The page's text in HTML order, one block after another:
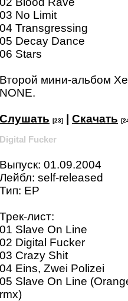
03 No Limit
04 Transgressing
05 Decay Dance
06 Stars
Второй мини-альбом
NONE.
Слушать [23] Скачать
Digital Fucker
Выпуск: 01.09.2004
Лейбл: self-released
Тип: EP
Трек-лист:
01 Slave On Line
02 Digital Fucker
03 Crazy Shit
04 Eins, Zwei Polizei
05 Slave On Line
rmx)